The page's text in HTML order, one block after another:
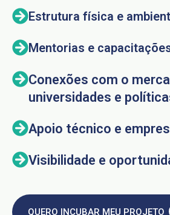
Estrutura física e
Mentorias e
Conexões com o
universidades e
Apoio técnico e
Visibilidade e
QUERO INCUBAR MEU PROJETO